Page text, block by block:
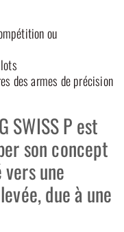
ou
des armes de précision
SWISS P est
son concept
une
due à une